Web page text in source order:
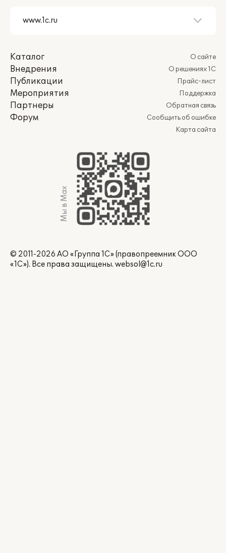
Каталог
Внедрения
Публикации
Мероприятия
Партнеры
Форум
О сайте
О решениях 1С
Прайс-лист
Поддержка
Обратная связь
Сообщить об ошибке
Карта сайта
Мы в Max
© 2011-2026 АО «Группа 1С» (правопреемник ООО
«1С»). Все права защищены. websol@1c.ru